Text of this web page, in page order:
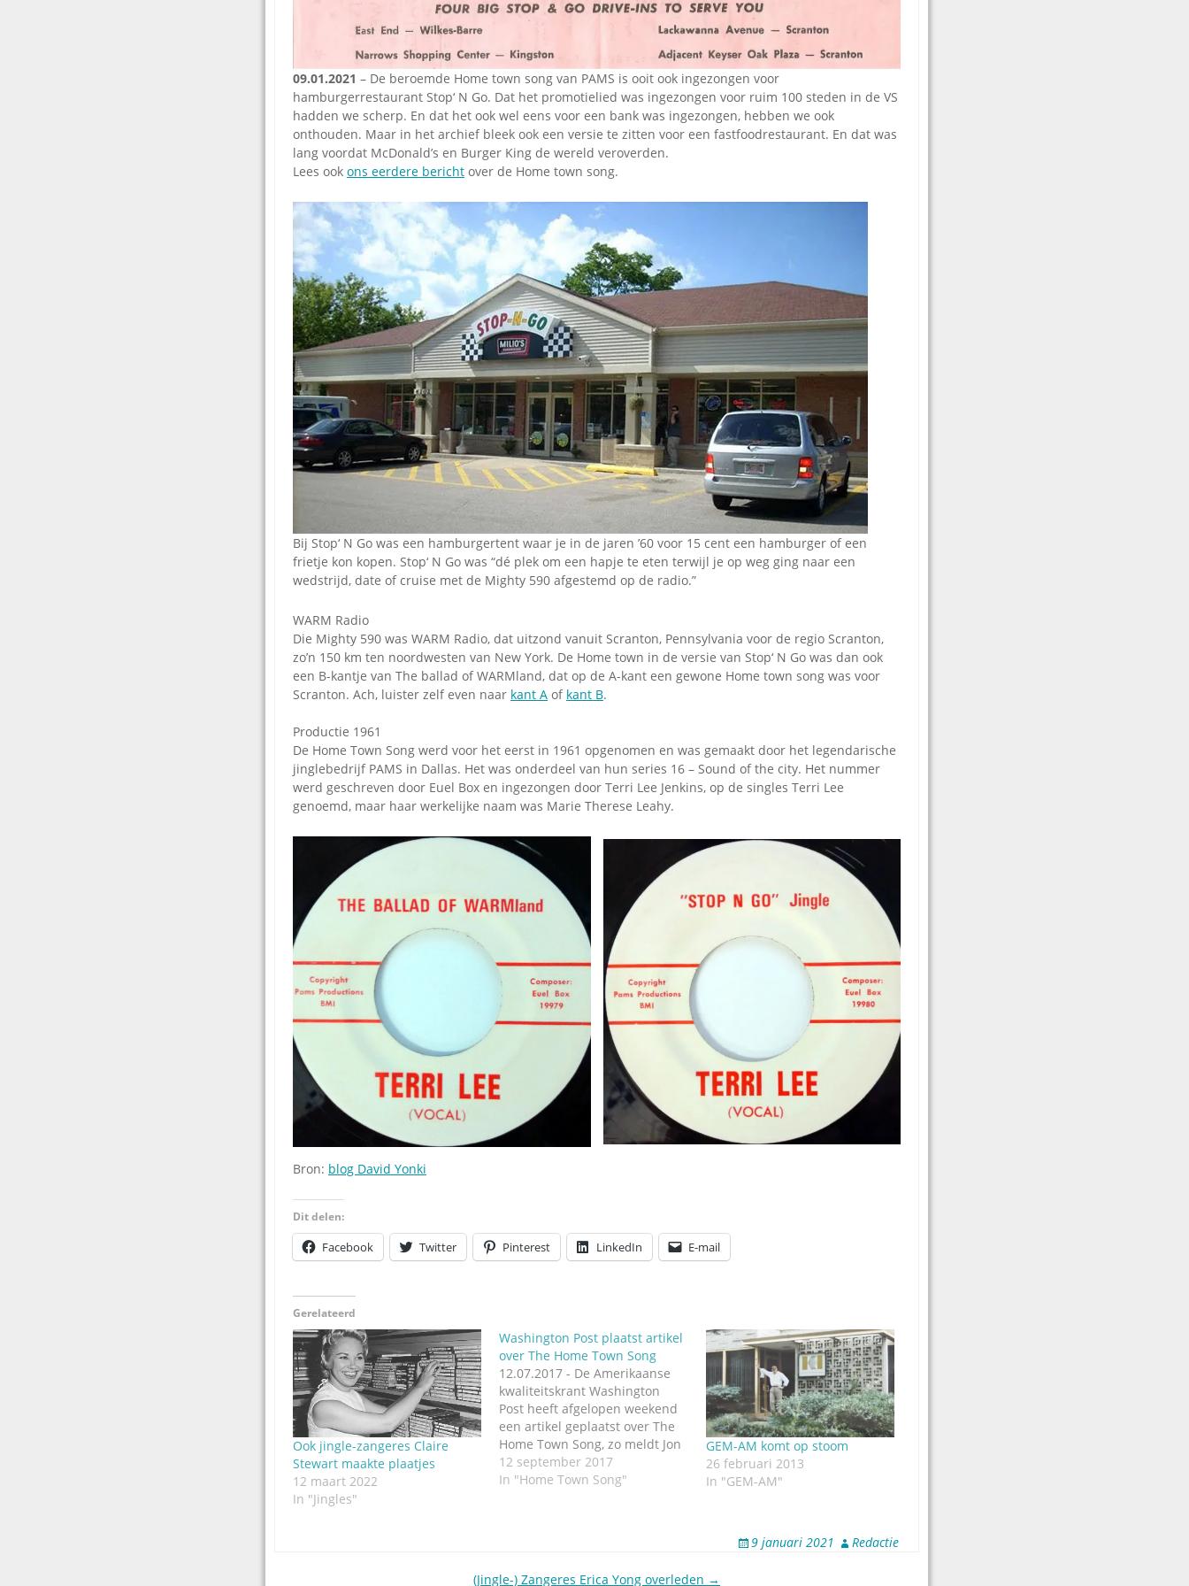
Omroepbanden
Stoomfluit Klaas
Uitvinding
jinglecassette
09.01.2021 – De beroemde Home town song van PAMS is ooit ook ingezongen voor
hamburgerrestaurant Stop‘ N Go. Dat het promotielied was ingezongen voor ruim 100 steden in de VS
hadden we scherp. En dat het ook wel eens voor een bank was ingezongen, hebben we ook
onthouden. Maar in het archief bleek ook een versie te zitten voor een fastfoodrestaurant. En dat was
lang voordat McDonald’s en Burger King de wereld veroverden.
Lees ook ons eerdere bericht over de Home town song.
Bij Stop‘ N Go was een hamburgertent waar je in de jaren ’60 voor 15 cent een hamburger of een
frietje kon kopen. Stop‘ N Go was “dé plek om een ​​hapje te eten terwijl je op weg ging naar een
wedstrijd, date of cruise met de Mighty 590 afgestemd op de radio.”
WARM Radio
Die Mighty 590 was WARM Radio, dat uitzond vanuit Scranton, Pennsylvania voor de regio Scranton,
zo’n 150 km ten noordwesten van New York. De Home town in de versie van Stop‘ N Go was dan ook
een B-kantje van The ballad of WARMland, dat op de A-kant een gewone Home town song was voor
Scranton. Ach, luister zelf even naar kant A of kant B.
Productie 1961
De Home Town Song werd voor het eerst in 1961 opgenomen en was gemaakt door het legendarische
jinglebedrijf PAMS in Dallas. Het was onderdeel van hun series 16 – Sound of the city. Het nummer
werd geschreven door Euel Box en ingezongen door Terri Lee Jenkins, op de singles Terri Lee
genoemd, maar haar werkelijke naam was Marie Therese Leahy.
Bron: blog David Yonki
Dit delen:
Facebook Twitter Pinterest LinkedIn E-mail
Gerelateerd
Ook jingle-zangeres Claire
Stewart maakte plaatjes
12 maart 2022
In "Jingles"
Washington Post plaatst artikel
over The Home Town Song
12.07.2017 - De Amerikaanse
kwaliteitskrant Washington
Post heeft afgelopen weekend
een artikel geplaatst over The
Home Town Song, zo meldt Jon
Wolfert op de Facebookpagina
van zijn jinglebedrijf JAM
12 september 2017
In "Home Town Song"
GEM-AM komt op stoom
26 februari 2013
In "GEM-AM"
9 januari 2021 Redactie
(Jingle-) Zangeres Erica Yong overleden →